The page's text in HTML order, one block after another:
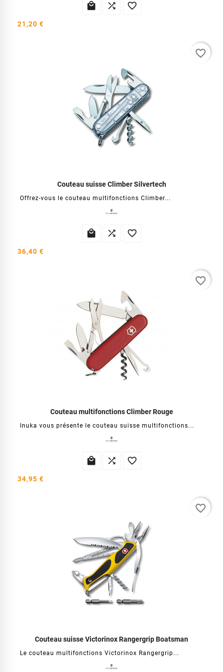
  
21,20 €
Couteau suisse Climber Silvertech
Offrez-vous le couteau multifonctions Climber...
  
36,40 €
favorite_border
Couteau multifonctions Climber Rouge
Inuka vous présente le couteau suisse multifonctions...
  
34,95 €
favorite_border
Couteau suisse Victorinox Rangergrip Boatsman
Le couteau multifonctions Victorinox Rangergrip...
favorite_border